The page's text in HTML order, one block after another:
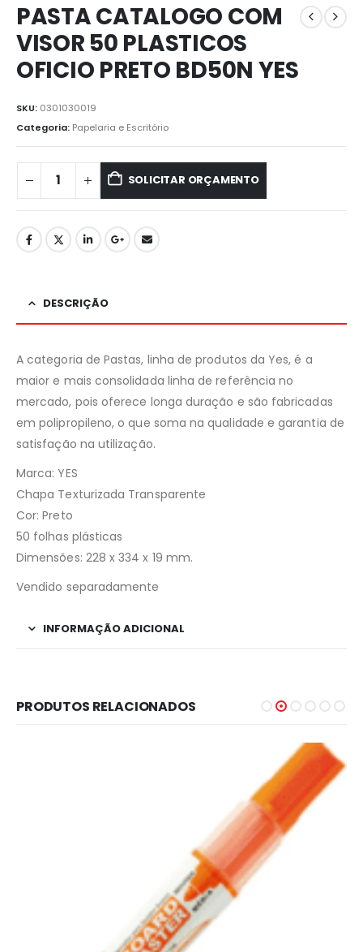
PASTA CATALOGO COM
VISOR 50 PLASTICOS
OFICIO PRETO BD50N YES
SKU: 0301030019
Categoria: Papelaria e Escritório
SOLICITAR ORÇAMENTO
DESCRIÇÃO
A categoria de Pastas, linha de produtos da Yes, é a
maior e mais consolidada linha de referência no
mercado, pois oferece longa duração e são fabricadas
em polipropileno, o que soma na qualidade e garantia de
satisfação na utilização.
Marca: YES
Chapa Texturizada Transparente
Cor: Preto
50 folhas plásticas
Dimensões: 228 x 334 x 19 mm.
Vendido separadamente
INFORMAÇÃO ADICIONAL
PRODUTOS RELACIONADOS